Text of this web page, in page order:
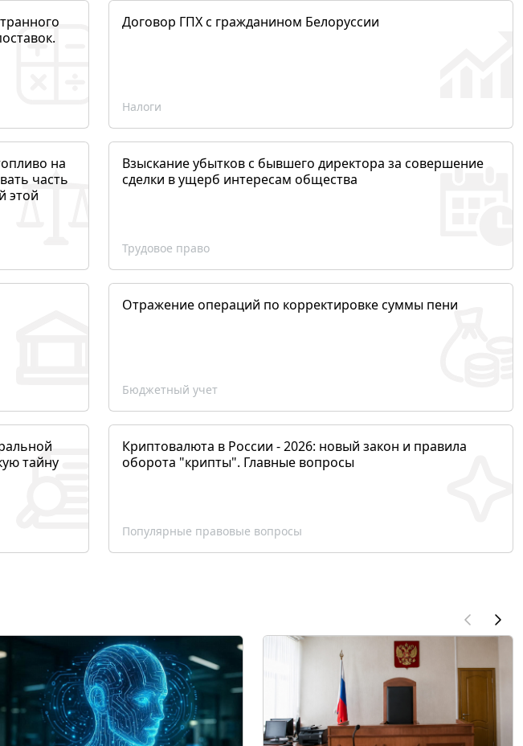
Договор ГПХ с гражданином Белоруссии
Налоги
на
часть
этой
Взыскание убытков с бывшего директора за совершение
сделки в ущерб интересам общества
Трудовое право
Отражение операций по корректировке суммы пени
Бюджетный учет
тайну
Криптовалюта в России - 2026: новый закон и правила
оборота "крипты". Главные вопросы
Популярные правовые вопросы